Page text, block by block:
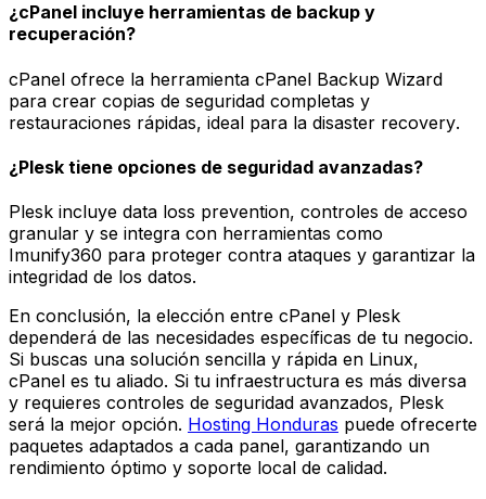
¿cPanel incluye herramientas de backup y
recuperación?
cPanel ofrece la herramienta cPanel Backup Wizard
para crear copias de seguridad completas y
restauraciones rápidas, ideal para la disaster recovery.
¿Plesk tiene opciones de seguridad avanzadas?
Plesk incluye data loss prevention, controles de acceso
granular y se integra con herramientas como
Imunify360 para proteger contra ataques y garantizar la
integridad de los datos.
En conclusión, la elección entre cPanel y Plesk
dependerá de las necesidades específicas de tu negocio.
Si buscas una solución sencilla y rápida en Linux,
cPanel es tu aliado. Si tu infraestructura es más diversa
y requieres controles de seguridad avanzados, Plesk
será la mejor opción. Hosting Honduras puede ofrecerte
paquetes adaptados a cada panel, garantizando un
rendimiento óptimo y soporte local de calidad.